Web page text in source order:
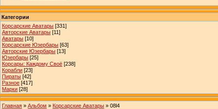
Категории
Корсарские Аватары [331]
Авторские Аватары [11]
Аватары [10]
Корсарские Юзербары [63]
Авторские Юзербары [13]
Юзербары [25]
Корсары: Каждому Своё [238]
Корабли [23]
Пираты [42]
Разное [417]
Марки [28]
Главная » Альбом » Корсарские Аватары » 08l4